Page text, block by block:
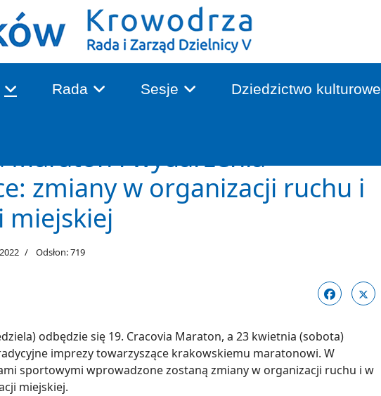
Rada Sesje Dziedzictwo kulturowe
Maraton i wydarzenia
zmiany w organizacji ruchu i
miejskiej
Odsłon: 719
odbędzie się 19. Cracovia Maraton, a 23 kwietnia (sobota)
imprezy towarzyszące krakowskiemu maratonowi. W
sportowymi wprowadzone zostaną zmiany w organizacji ruchu i w
miejskiej.